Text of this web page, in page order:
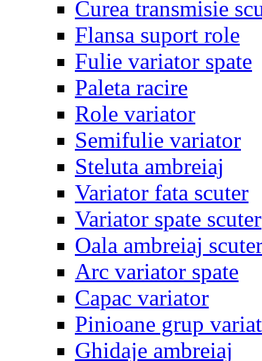
Curea transmisie
Flansa suport role
Fulie variator spate
Paleta racire
Role variator
Semifulie variator
Steluta ambreiaj
Variator fata scuter
Variator spate scuter
Oala ambreiaj
Arc variator spate
Capac variator
Pinioane grup
Ghidaje ambreiaj